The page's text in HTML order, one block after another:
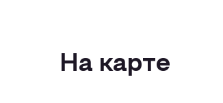
На карте